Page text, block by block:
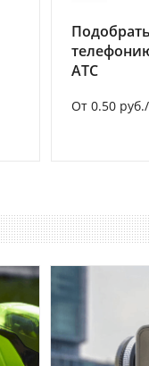
АТС
От 0.50